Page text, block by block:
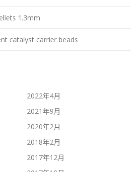
1.3mm
catalyst carrier beads
2022年4月
2021年9月
2020年2月
2018年2月
2017年12月